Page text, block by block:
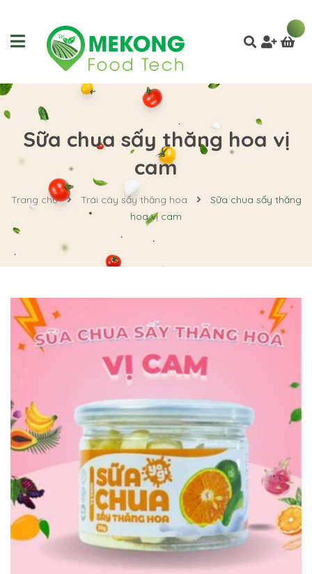
Sữa chua sấy thăng hoa vị
cam
Trang chủ Trái cây sấy thăng hoa
Sữa chua sấy thăng
hoa vị cam